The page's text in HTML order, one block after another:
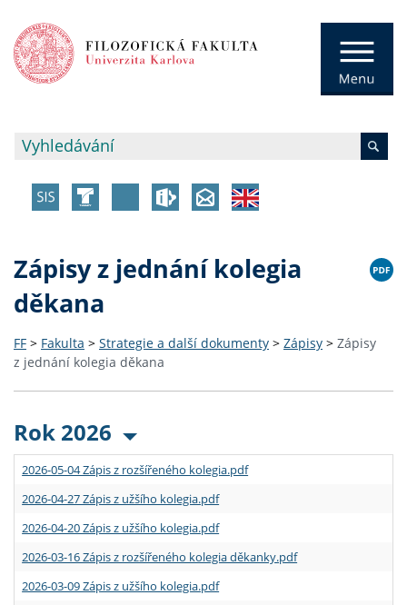
Zápisy z jednání kolegia
děkana
FF > Fakulta > Strategie a další dokumenty > Zápisy > Zápisy
z jednání kolegia děkana
Rok 2026
2026-05-04 Zápis z rozšířeného kolegia.pdf
2026-04-27 Zápis z užšího kolegia.pdf
2026-04-20 Zápis z užšího kolegia.pdf
2026-03-16 Zápis z rozšířeného kolegia děkanky.pdf
2026-03-09 Zápis z užšího kolegia.pdf